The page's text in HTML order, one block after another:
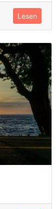
Lesen